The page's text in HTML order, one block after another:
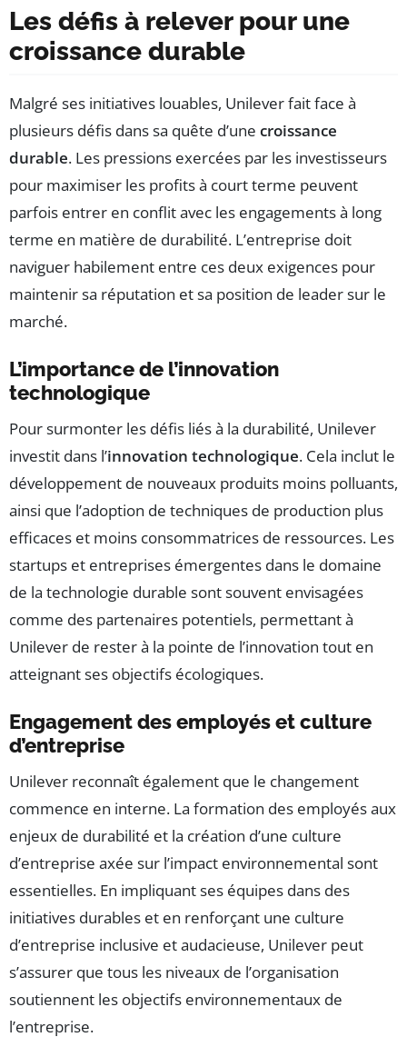
Les défis à relever pour une
croissance durable
Malgré ses initiatives louables, Unilever fait face à
plusieurs défis dans sa quête d’une croissance
durable. Les pressions exercées par les investisseurs
pour maximiser les profits à court terme peuvent
parfois entrer en conflit avec les engagements à long
terme en matière de durabilité. L’entreprise doit
naviguer habilement entre ces deux exigences pour
maintenir sa réputation et sa position de leader sur le
marché.
L’importance de l’innovation
technologique
Pour surmonter les défis liés à la durabilité, Unilever
investit dans l’innovation technologique. Cela inclut le
développement de nouveaux produits moins polluants,
ainsi que l’adoption de techniques de production plus
efficaces et moins consommatrices de ressources. Les
startups et entreprises émergentes dans le domaine
de la technologie durable sont souvent envisagées
comme des partenaires potentiels, permettant à
Unilever de rester à la pointe de l’innovation tout en
atteignant ses objectifs écologiques.
Engagement des employés et culture
d’entreprise
Unilever reconnaît également que le changement
commence en interne. La formation des employés aux
enjeux de durabilité et la création d’une culture
d’entreprise axée sur l’impact environnemental sont
essentielles. En impliquant ses équipes dans des
initiatives durables et en renforçant une culture
d’entreprise inclusive et audacieuse, Unilever peut
s’assurer que tous les niveaux de l’organisation
soutiennent les objectifs environnementaux de
l’entreprise.